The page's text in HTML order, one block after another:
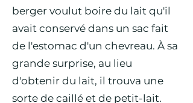
berger voulut boire du lait qu'il
avait conservé dans un sac fait
de l'estomac d'un chevreau. À sa
grande surprise, au lieu
d'obtenir du lait, il trouva une
sorte de caillé et de petit-lait.